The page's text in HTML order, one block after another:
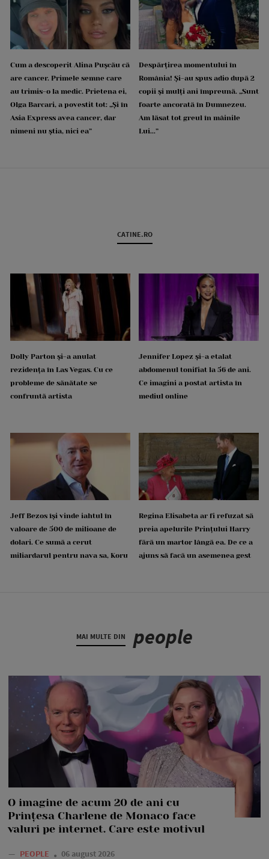
Cum a descoperit Alina Pușcău că
are cancer. Primele semne care
au trimis-o la medic. Prietena ei,
Olga Barcari, a povestit tot: „Și în
Asia Express avea cancer, dar
nimeni nu știa, nici ea”
Despărțirea momentului în
România! Și-au spus adio după 2
copii și mulți ani împreună. „Sunt
foarte ancorată în Dumnezeu.
Am lăsat tot greul în mâinile
Lui...”
CATINE.RO
Dolly Parton și-a anulat
rezidența în Las Vegas. Cu ce
probleme de sănătate se
confruntă artista
Jennifer Lopez și-a etalat
abdomenul tonifiat la 56 de ani.
Ce imagini a postat artista în
mediul online
Jeff Bezos își vinde iahtul în
valoare de 500 de milioane de
dolari. Ce sumă a cerut
miliardarul pentru nava sa, Koru
Regina Elisabeta ar fi refuzat să
preia apelurile Prințului Harry
fără un martor lângă ea. De ce a
ajuns să facă un asemenea gest
MAI MULTE DIN people
O imagine de acum 20 de ani cu
Prințesa Charlene de Monaco face
valuri pe internet. Care este motivul
— PEOPLE 06 august 2026